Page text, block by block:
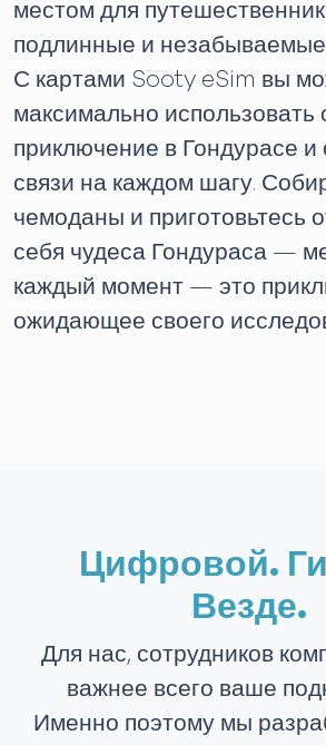
местом для
подлинные и незабываемые
С картами Sooty eSim вы
максимально использовать
приключение в Гондурасе и
связи на каждом шагу.
чемоданы и приготовьтесь
себя чудеса Гондураса —
каждый момент — это
ожидающее своего
Цифровой.
Везде.
Для нас, сотрудников
важнее всего ваше
Именно поэтому мы